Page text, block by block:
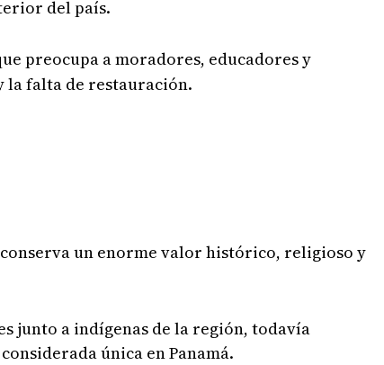
del país.
preocupa a moradores, educadores y
la falta de restauración.
un enorme valor histórico, religioso y
junto a indígenas de la región, todavía
única en Panamá.